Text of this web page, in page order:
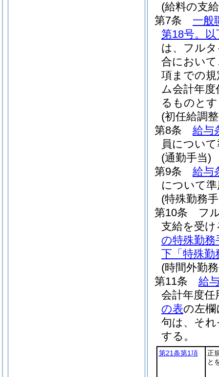
(給料の支
第7条
一般
第18号。
は、フル
合において
項までの
ム会計年
るものと
(初任給調
第8条
給与
員につい
(通勤手当)
第9条
給与
について
(特殊勤務
第10条
フ
支給を受
の特殊勤
下「特殊勤
(時間外勤
第11条
給
会計年度
の表の左
句は、そ
する。
第21条第1項
正
と